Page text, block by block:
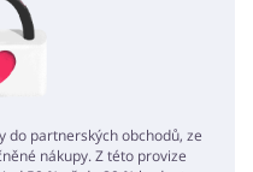
do partnerských obchodů, ze
nákupy. Z této provize